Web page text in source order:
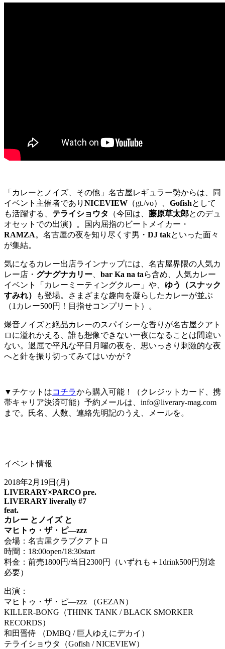
「カレーとノイズ、その他」名古屋レギュラー勢からは、同
イベント主催者であり NICEVIEW （gt./vo）、 Gofishとして
も活躍する、 テライショウタ （今回は、 藤原草太郎とのデュ
オセットでの出演）
。国内屈指のビートメイカー・
RAMZA。名古屋の夜を知り尽くす男・ DJ takといった面々
が集結。
気になるカレー出店ラインナップには、名古屋界隈の人気カ
レー店・ グナグナカリー bar Ka na taら含め、人気カレー
イベント「カレーミーティングクルー」や、 ゆう（スナック
すみれ）
も登場。さまざまな趣向を凝らしたカレーが並ぶ
（1カレー500円！目指せコンプリート）。
爆音ノイズと絶品カレーのスパイシーな香りが名古屋クアト
ロに溢れかえる、誰も想像できない一夜になることは間違い
ない。退屈で平凡な平日月曜の夜を、思いっきり刺激的な夜
へと針を振り切ってみてはいかが？
▼チケットはコチラから購入可能！（クレジットカード、携
帯キャリア決済可能）予約メールは、info@liverary-mag.com
まで。氏名、人数、連絡先明記のうえ、メールを。
イベント情報
2018年2月19日(月)
LIVERARY×PARCO pre.
LIVERARY liverally #7
feat.
カレー とノイズ と
マヒトゥ・ザ・ピ—zzz
会場：名古屋クラブクアトロ
時間：18:00open/18:30start
料金：前売1800円/当日2300円（いずれも＋1drink500円別途
必要）
出演：
マヒトゥ・ザ・ピ—zzz （GEZAN）
KILLER-BONG（THINK TANK / BLACK SMORKER
RECORDS）
和田晋侍 （DMBQ / 巨人ゆえにデカイ）
テライショウタ（Gofish / NICEVIEW）